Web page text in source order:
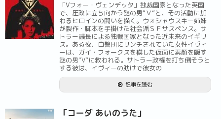
「Vフォー・ヴェンデッタ」独裁国家となった英国
で、圧政に立ち向かう謎の男“Ｖ”と、その活動に加
わるヒロインの闘いを描く。ウォシャウスキー姉妹
が製作・脚本を手掛けた社会派ＳＦサスペンス。サ
トラー議長による独裁国家となった近未来のイギリ
ス。ある夜、自警団にリンチされていた女性イヴィ
ーは、ガイ・フォークスを模した仮面に素顔を隠す
謎の男“V”に救われる。サトラー政権を打ち倒そうと
する彼は、イヴィーの助けで彼女の
記事を読む
「コーダ あいのうた」